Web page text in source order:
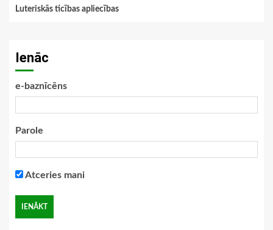
Luteriskās ticības apliecības
Ienāc
e-baznīcēns
Parole
Atceries mani